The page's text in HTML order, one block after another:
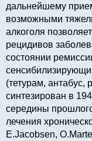
дальнейшему
возможными
алкоголя
рецидивов
состоянии
(тетурам,
синтезирован в
середины
лечения
E.Jacobsen,